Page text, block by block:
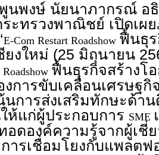
งษ์ นัยนาภากรณ์ อ
ะทรวงพาณิชย์ เปิดเผ
E-Com Restart Roadshow ฟื้นธุร
ยงใหม่ (25 มิถุนายน
ฟื้นธุรกิจสร้างโ
การขับเคลื่อนเศรษฐ
นการส่งเสริมทักษะด้า
ห้แก่ผู้ประกอบการ SME
อดองค์ความรู้จากผู้เ
การเชื่อมโยงกับแพลต